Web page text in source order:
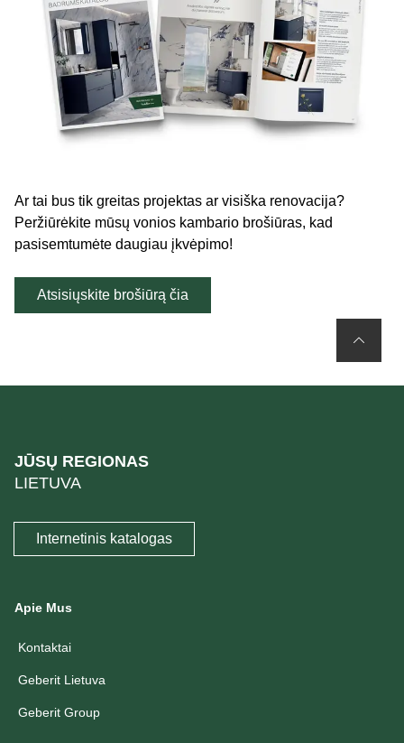
Ar tai bus tik greitas projektas ar visiška renovacija?
Peržiūrėkite mūsų vonios kambario brošiūras, kad
pasisemtumėte daugiau įkvėpimo!
Atsisiųskite brošiūrą čia
JŪSŲ REGIONAS
LIETUVA
Internetinis katalogas
Apie Mus
Kontaktai
Geberit Lietuva
Geberit Group